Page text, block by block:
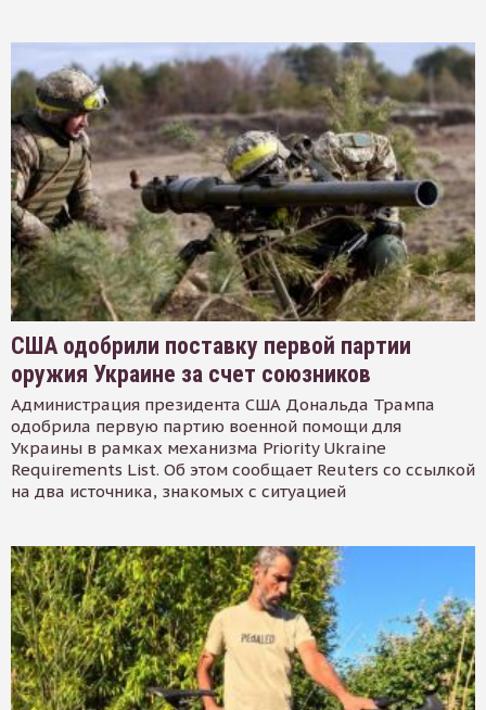
США одобрили поставку первой партии
оружия Украине за счет союзников
Администрация президента США Дональда Трампа
одобрила первую партию военной помощи для
Украины в рамках механизма Priority Ukraine
Requirements List. Об этом сообщает Reuters со ссылкой
на два источника, знакомых с ситуацией